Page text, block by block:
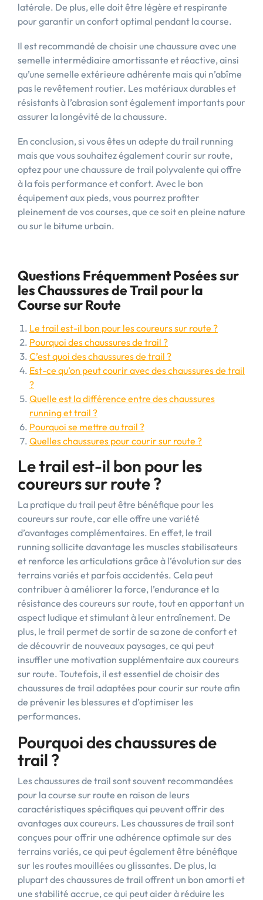
latérale. De plus, elle doit être légère et respirante
pour garantir un confort optimal pendant la course.
Il est recommandé de choisir une chaussure avec une
semelle intermédiaire amortissante et réactive, ainsi
qu’une semelle extérieure adhérente mais qui n’abîme
pas le revêtement routier. Les matériaux durables et
résistants à l’abrasion sont également importants pour
assurer la longévité de la chaussure.
En conclusion, si vous êtes un adepte du trail running
mais que vous souhaitez également courir sur route,
optez pour une chaussure de trail polyvalente qui offre
à la fois performance et confort. Avec le bon
équipement aux pieds, vous pourrez profiter
pleinement de vos courses, que ce soit en pleine nature
ou sur le bitume urbain.
Questions Fréquemment Posées sur
les Chaussures de Trail pour la
Course sur Route
Le trail est-il bon pour les coureurs sur route ?
Pourquoi des chaussures de trail ?
C’est quoi des chaussures de trail ?
Est-ce qu’on peut courir avec des chaussures de trail
?
Quelle est la différence entre des chaussures
running et trail ?
Pourquoi se mettre au trail ?
Quelles chaussures pour courir sur route ?
Le trail est-il bon pour les
coureurs sur route ?
La pratique du trail peut être bénéfique pour les
coureurs sur route, car elle offre une variété
d’avantages complémentaires. En effet, le trail
running sollicite davantage les muscles stabilisateurs
et renforce les articulations grâce à l’évolution sur des
terrains variés et parfois accidentés. Cela peut
contribuer à améliorer la force, l’endurance et la
résistance des coureurs sur route, tout en apportant un
aspect ludique et stimulant à leur entraînement. De
plus, le trail permet de sortir de sa zone de confort et
de découvrir de nouveaux paysages, ce qui peut
insuffler une motivation supplémentaire aux coureurs
sur route. Toutefois, il est essentiel de choisir des
chaussures de trail adaptées pour courir sur route afin
de prévenir les blessures et d’optimiser les
performances.
Pourquoi des chaussures de
trail ?
Les chaussures de trail sont souvent recommandées
pour la course sur route en raison de leurs
caractéristiques spécifiques qui peuvent offrir des
avantages aux coureurs. Les chaussures de trail sont
conçues pour offrir une adhérence optimale sur des
terrains variés, ce qui peut également être bénéfique
sur les routes mouillées ou glissantes. De plus, la
plupart des chaussures de trail offrent un bon amorti et
une stabilité accrue, ce qui peut aider à réduire les